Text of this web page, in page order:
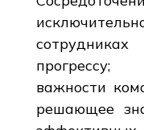
сотрудниках
прогрессу;
важности
решающее